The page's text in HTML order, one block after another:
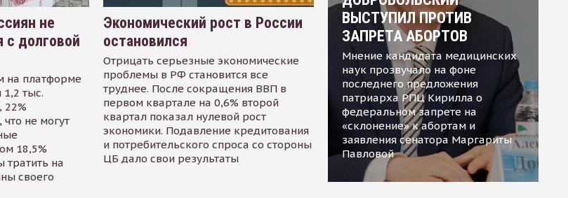
не
с долговой
на платформе
1,2 тыс.
22%
не могут
18,5%
на
своего
Экономический рост в России
остановился
Отрицать серьезные экономические
проблемы в РФ становится все
труднее. После сокращения ВВП в
первом квартале на 0,6% второй
квартал показал нулевой рост
экономики. Подавление кредитования
и потребительского спроса со стороны
ЦБ дало свои результаты
ВЫСТУПИЛ ПРОТИВ
ЗАПРЕТА АБОРТОВ
Мнение кандидата медицинских
наук прозвучало на фоне
последнего предложения
патриарха РПЦ Кирилла о
федеральном запрете на
«склонение» к абортам и
заявления сенатора Маргариты
Павловой